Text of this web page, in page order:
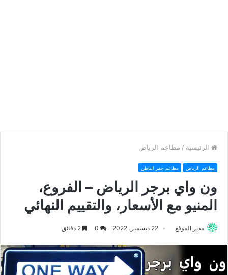
الرئيسية / مطاعم الرياض
مطاعم الرياض مطاعم حفر الباطن
ون واي برجر الرياض – الفروع،
المنيو مع الأسعار، والتقييم النهائي
مدير الموقع 22 ديسمبر، 2022